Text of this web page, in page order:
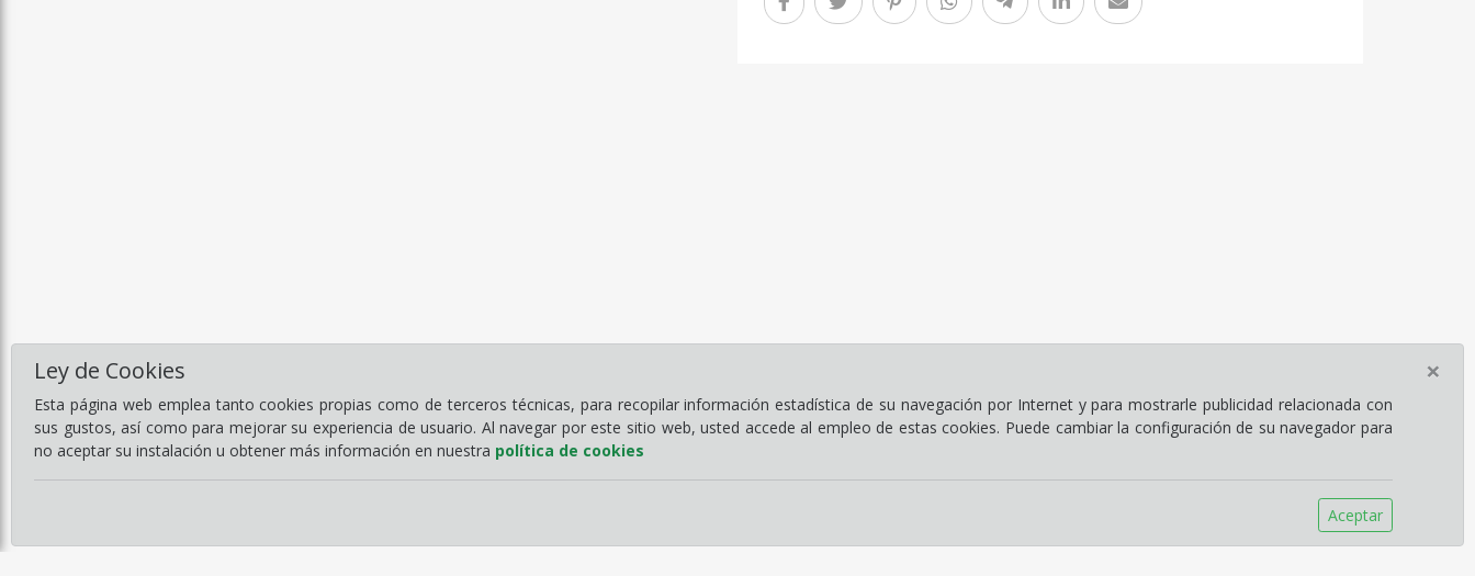
Ley de Cookies
Esta página web emplea tanto cookies propias como de terceros técnicas, para recopilar información estadística de su navegación por Internet y para mostrarle publicidad relacionada con
sus gustos, así como para mejorar su experiencia de usuario. Al navegar por este sitio web, usted accede al empleo de estas cookies. Puede cambiar la configuración de su navegador para
no aceptar su instalación u obtener más información en nuestra política de cookies
Aceptar
×